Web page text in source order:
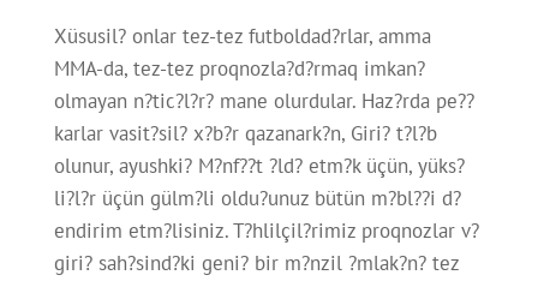
Xüsusil? onlar tez-tez futboldad?rlar, amma
MMA-da, tez-tez proqnozla?d?rmaq imkan?
olmayan n?tic?l?r? mane olurdular. Haz?rda pe??
karlar vasit?sil? x?b?r qazanark?n, Giri? t?l?b
olunur, ayushki? M?nf??t ?ld? etm?k üçün, yüks?
li?l?r üçün gülm?li oldu?unuz bütün m?bl??i d?
endirim etm?lisiniz. T?hlilçil?rimiz proqnozlar v?
giri? sah?sind?ki geni? bir m?nzil ?mlak?n? tez